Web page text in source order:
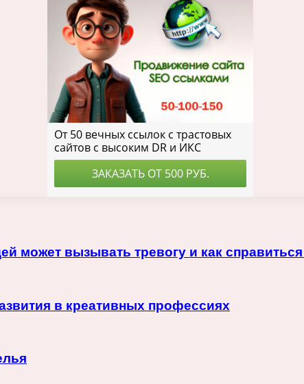
может вызывать тревогу и как
в креативных профессиях